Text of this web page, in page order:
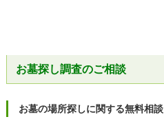
お墓探し調査のご相談
お墓の場所探しに関する無料相談